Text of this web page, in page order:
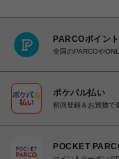
PARCOポイント
全国のPARCOや
ポケパル払い
初回登録＆お買物で
POCKET